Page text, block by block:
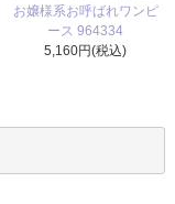
お嬢様系お呼ばれワンピ
ース 964334
5,160円(税込)